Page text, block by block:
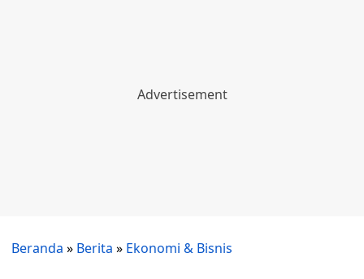
Beranda » Berita » Ekonomi & Bisnis